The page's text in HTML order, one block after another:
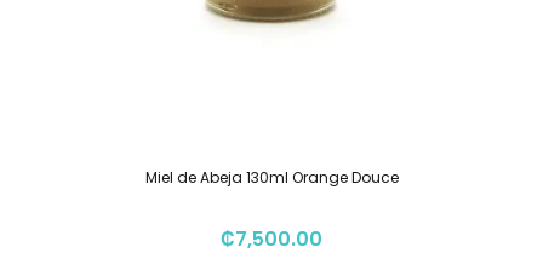
Miel de Abeja 130ml Orange Douce
₡7,500.00